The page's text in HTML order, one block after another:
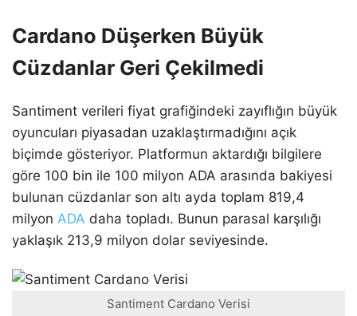
Cardano Düşerken Büyük
Cüzdanlar Geri Çekilmedi
Santiment verileri fiyat grafiğindeki zayıflığın büyük
oyuncuları piyasadan uzaklaştırmadığını açık
biçimde gösteriyor. Platformun aktardığı bilgilere
göre 100 bin ile 100 milyon ADA arasında bakiyesi
bulunan cüzdanlar son altı ayda toplam 819,4
milyon ADA daha topladı. Bunun parasal karşılığı
yaklaşık 213,9 milyon dolar seviyesinde.
Santiment Cardano Verisi